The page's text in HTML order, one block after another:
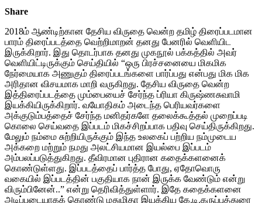
Share
2018ம் ஆண்டிற்கான தேசிய விருதை வென்ற தமிழ் திரைப்படமான
பாரம் திரைப்படத்தை வெற்றிமாறன் தனது பேனரில் வெளியிட
இருக்கிறார். இது தொடர்பாக தனது முகநூல் பக்கத்தில் அவர்
வெளியிட்டிருக்கும் செய்தியில் “ஒரு பிரச்சனையை மிகமிக
நேர்மையாக அணுகும் திரைப்படங்களை பார்ப்பது என்பது மிக மிக
அரிதான விசயமாக மாறி வருகிறது. தேசிய விருதை வென்ற
இத்திரைப்படத்தை மும்பையைச் சேர்ந்த ப்ரியா கிருஷ்ணசுவாமி
இயக்கியிருக்கிறார். வயோதிகம் அடைந்த பெரியவர்களை
அக்குடும்பத்தைச் சேர்ந்த மனிதர்களே தலைக்கூத்தல் முறைப்படி
கொலை செய்வதை இப்படம் மிகச்சிறப்பாக பதிவு செய்திருக்கிறது.
மேலும் நம்மை சுற்றியிருக்கும் இந்த உலகைப் பற்றிய நம்முடைய
அக்கறை மற்றும் நமது அலட்சியமான இயல்பை இப்படம்
அம்பலப்படுத்துகிறது. தீவிரமான புதிரான கதைக்களனைக்
கொண்டுள்ளது. இப்படத்தைப் பார்த்த போது, ஏதோவொரு
வகையில் இப்படத்தின் பகுதியாக நான் இருக்க வேண்டும் என்று
விரும்பினேன்..” என்று தெரிவித்துள்ளார். இதே கதைக்களனை
அடிப்படையாகக் கொண்டு மதுமிதா இயக்கிய கே.டி.கருப்புத்துரை